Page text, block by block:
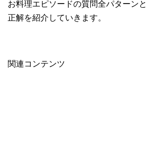
お料理エピソードの質問全パターンと
正解を紹介していきます。
関連コンテンツ